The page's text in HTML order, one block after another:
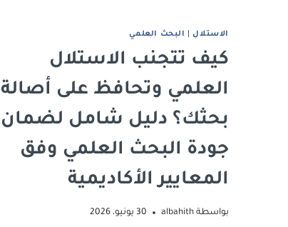
الاستلال البحث العلمي
كيف تتجنب الاستلال
العلمي وتحافظ على أصالة
بحثك؟ دليل شامل لضمان
جودة البحث العلمي وفق
المعايير الأكاديمية
بواسطة albahith 30 يونيو، 2026